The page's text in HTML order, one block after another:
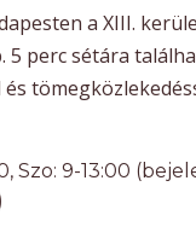
a XIII.
5 perc sétára
Szo: 9-13:00